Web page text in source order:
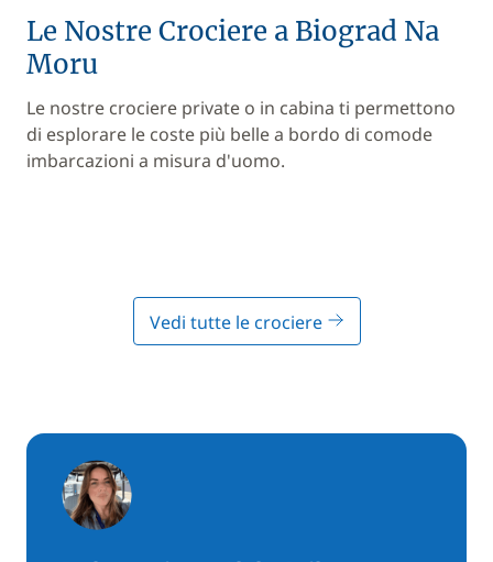
Le Nostre Crociere a Biograd Na
Moru
Le nostre crociere private o in cabina ti permettono
di esplorare le coste più belle a bordo di comode
imbarcazioni a misura d'uomo.
Vedi tutte le crociere